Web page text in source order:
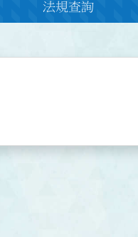
法規查詢